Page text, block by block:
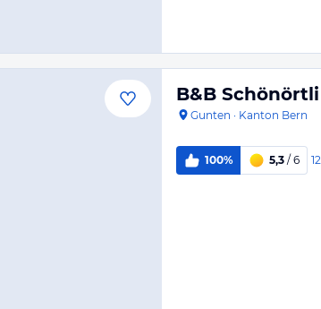
B&B Schönörtli
Gunten · Kanton Bern
100% 5,3 / 6 12